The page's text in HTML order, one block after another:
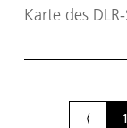
Karte des
⟨ 1